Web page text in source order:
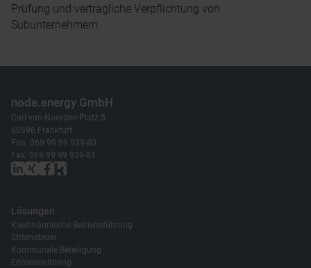
Prüfung und vertragliche Verpflichtung von
Subunternehmern.
node.energy GmbH
Carl-von-Noorden-Platz 5
60596 Frankfurt
Fon: 069 99 99 939-80
Fax: 069 99 99 939-81
Lösungen
Kaufmännische Betriebsführung
Stromsteuer
Kommunale Beteiligung
Erlösmonitoring